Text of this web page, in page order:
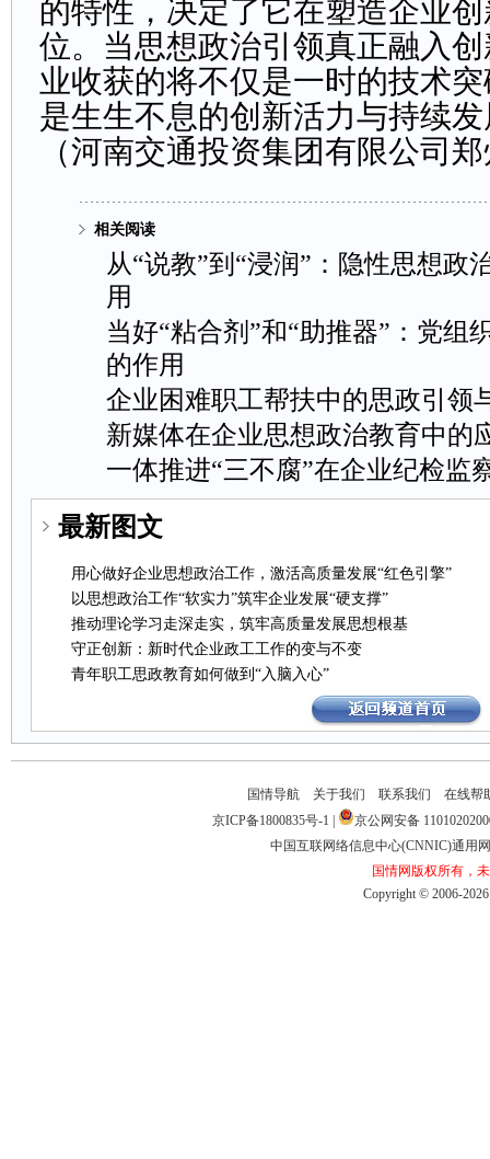
的特性，决定了它在塑造企业
位。当思想政治引领真正融入
业收获的将不仅是一时的技术
是生生不息的创新活力与持续
（河南交通投资集团有限公司
相关阅读
从“说教”到“浸润”：隐性思想政
用
当好“粘合剂”和“助推器”：党组
的作用
企业困难职工帮扶中的思政引领
新媒体在企业思想政治教育中的
一体推进“三不腐”在企业纪检监
最新图文
用心做好企业思想政治工作，激活高质量发展“红色引擎”
以思想政治工作“软实力”筑牢企业发展“硬支撑”
推动理论学习走深走实，筑牢高质量发展思想根基
守正创新：新时代企业政工工作的变与不变
青年职工思政教育如何做到“入脑入心”
国情导航 关于我们 联系我们
在线帮
京ICP备1800835号-1
京公网安备
中国互联网络信息中心(CNNIC)通用
国情网版权所有，
Copyright©2006-